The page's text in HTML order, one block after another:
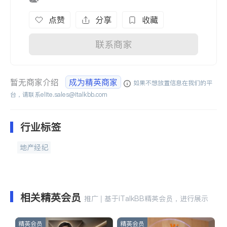
点赞 分享 收藏
联系商家
暂无商家介绍 成为精英商家
如果不想放置信息在我们的平
台，请联系elite.sales@italkbb.com
行业标签
地产经纪
相关精英会员 推广 | 基于iTalkBB精英会员，进行展示
精英会员 精英会员